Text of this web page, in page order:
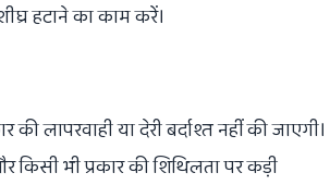
हटाने का काम करें।
लापरवाही या देरी बर्दाश्त नहीं की जाएगी।
किसी भी प्रकार की शिथिलता पर कड़ी